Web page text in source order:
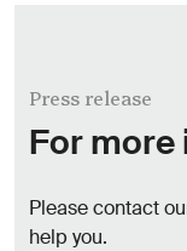
Press release
For
Please contact
help you.